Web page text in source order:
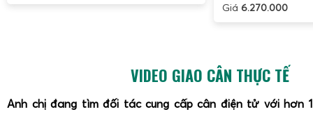
Giá6.270.000
VIDEO GIAO CÂN THỰC TẾ
Anh chị đang tìm đối tác cung cấp cân điện tử với hơn